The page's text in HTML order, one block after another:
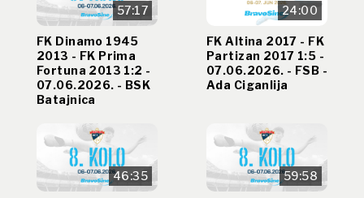
57:17
FK Dinamo 1945
2013 - FK Prima
Fortuna 2013 1:2 -
07.06.2026. - BSK
Batajnica
24:00
FK Altina 2017 - FK
Partizan 2017 1:5 -
07.06.2026. - FSB -
Ada Ciganlija
46:35 59:58